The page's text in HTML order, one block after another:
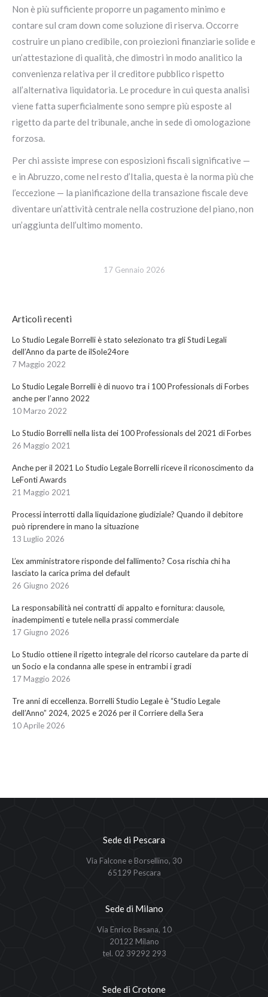
Non è più sufficiente proporre un pagamento minimo e
contare sul cram down come soluzione di riserva. Occorre
costruire un piano credibile, con proiezioni finanziarie solide e
un’attestazione di qualità, che dimostri in modo analitico la
convenienza relativa per il creditore pubblico rispetto
all’alternativa liquidatoria. Le procedure in cui questa analisi
viene fatta superficialmente sono sempre più esposte al
rigetto da parte del tribunale, anche in sede di omologazione
forzosa.
Per chi assiste imprese con esposizioni fiscali significative —
e in Abruzzo, come nel resto d’Italia, questa è la norma più che
l’eccezione — la pianificazione della transazione fiscale deve
diventare un’attività centrale nella costruzione del piano, non
un’aggiunta dell’ultimo momento.
17 Gennaio 2026
Articoli recenti
Lo Studio Legale Borrelli è stato selezionato tra gli Studi Legali
dell’Anno da parte de ilSole24ore
7 Maggio 2022
Lo Studio Legale Borrelli è di nuovo tra i 100 Professionals di Forbes
anche per l’anno 2022
10 Marzo 2022
Lo Studio Borrelli nella lista dei 100 Professionals del 2021 di Forbes
26 Maggio 2021
Anche per il 2021 Lo Studio Legale Borrelli riceve il riconoscimento da
LeFonti Awards
21 Maggio 2021
Processi interrotti dalla liquidazione giudiziale? Quando il debitore
può riprendere in mano la situazione
13 Luglio 2026
L’ex amministratore risponde del fallimento? Cosa rischia chi ha
lasciato la carica prima del default
26 Giugno 2026
La responsabilità nei contratti di appalto e fornitura: clausole,
inadempimenti e tutele nella prassi commerciale
17 Giugno 2026
Lo Studio ottiene il rigetto integrale del ricorso cautelare da parte di
un Socio e la condanna alle spese in entrambi i gradi
17 Maggio 2026
Tre anni di eccellenza. Borrelli Studio Legale è “Studio Legale
dell’Anno” 2024, 2025 e 2026 per il Corriere della Sera
10 Aprile 2026
Sede di Pescara
Via Falcone e Borsellino, 30
65129 Pescara
Sede di Milano
Via Enrico Besana, 10
20122 Milano
tel. 02 39292 293
Sede di Crotone